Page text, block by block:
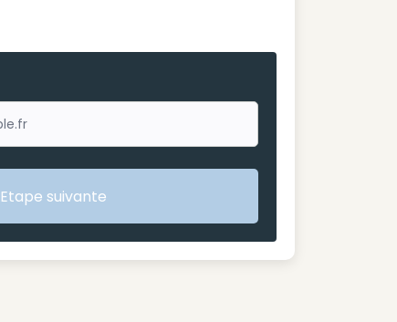
Etape suivante
Etape suivante